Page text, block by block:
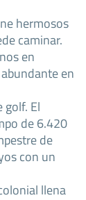
hermosos
caminar.
en
en
golf. El
de 6.420
de
con un
llena